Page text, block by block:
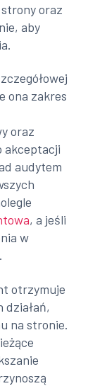
oraz
aby
ona zakres
oraz
akceptacji
audytem
, a jeśli
w
otrzymuje
na stronie.